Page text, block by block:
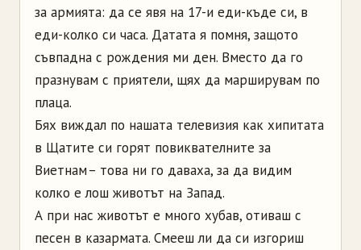
за армията: да се явя на 17-и еди-къде си, в
еди-колко си часа. Датата я помня, защото
съвпадна с рождения ми ден. Вместо да го
празнувам с приятели, щях да марширувам по
плаца.
Бях виждал по нашата телевизия как хипитата
в Щатите си горят повиквателните за
Виетнам – това ни го даваха, за да видим
колко е лош животът на Запад.
А при нас животът е много хубав, отиваш с
песен в казармата. Смееш ли да си изгориш